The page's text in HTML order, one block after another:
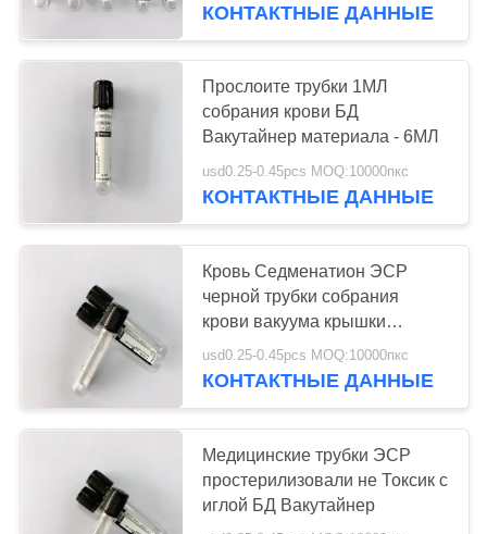
ПУТЕШЕСТВИЕ
ФАБРИКИ
ПРОВЕРКА
КАЧЕСТВА
СВЯЖИТЕСЬ
СПРОСИТЕ
ЦИТАТУ
САЙТА
Трубка собрания
крови вакуума
52
Не трубка
собрания крови
вакуума
КОНТАКТНЫЕ ДАННЫЕ
Прослоите трубки 1МЛ
собрания крови БД
Вакутайнер материала - 6МЛ
usd0.25-0.45pcs MOQ:10000пкс
КОНТАКТНЫЕ ДАННЫЕ
Кровь Седменатион ЭСР
черной трубки собрания
крови вакуума крышки
динамическая
usd0.25-0.45pcs MOQ:10000пкс
КОНТАКТНЫЕ ДАННЫЕ
Медицинские трубки ЭСР
простерилизовали не Токсик с
иглой БД Вакутайнер